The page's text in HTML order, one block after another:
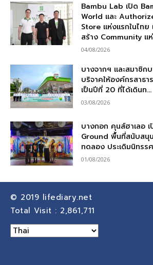
Bambu Lab เปิด
World และ
Store แห่งแรกในไทย
สร้าง Community แ
04/08/2026
บางจากฯ และสมาชิก
บริจาคให้องค์กรสาธ
เป็นปีที่ 20 ที่ได้เดินท...
03/08/2026
บางกอก คุนส์ฮาเลอ
Ground พื้นที่สนับสนุ
ทดลอง ประเดิมนิทรร
01/08/2026
© 2019 lifediary.net
Total Visit : 2,861,711